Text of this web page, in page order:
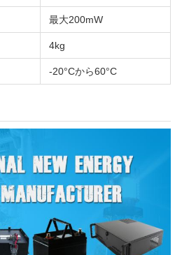
最大200mW
4kg
-20°Cから60°C